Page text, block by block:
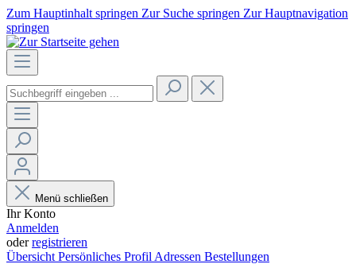
Zum Hauptinhalt springen Zur Suche springen Zur Hauptnavigation
springen
Menü schließen
Ihr Konto
Anmelden
oderregistrieren
Übersicht Persönliches Profil Adressen Bestellungen